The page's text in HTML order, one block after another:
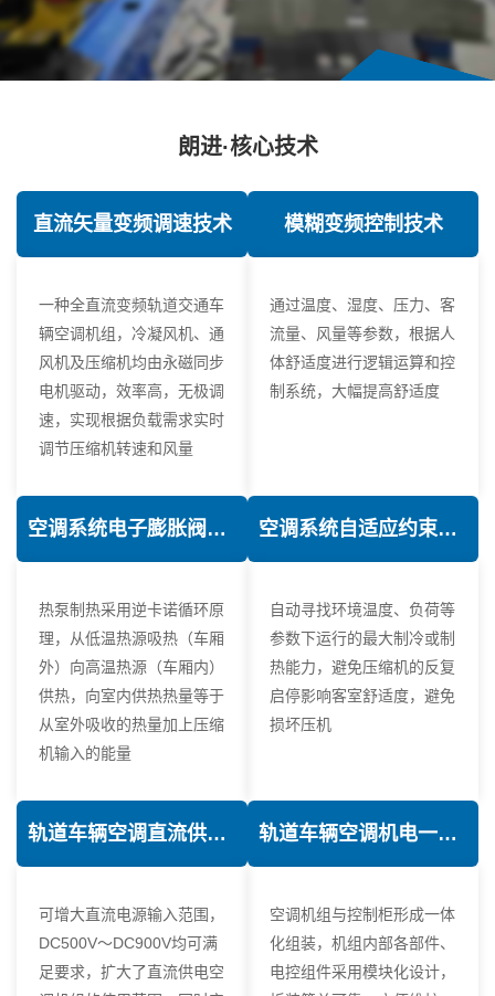
朗进·核心技术
直流矢量变频调速技术
一种全直流变频轨道交通车
辆空调机组，冷凝风机、通
风机及压缩机均由永磁同步
电机驱动，效率高，无极调
速，实现根据负载需求实时
调节压缩机转速和风量
模糊变频控制技术
通过温度、湿度、压力、客
流量、风量等参数，根据人
体舒适度进行逻辑运算和控
制系统，大幅提高舒适度
空调系统电子膨胀阀热力学优化技术
热泵制热采用逆卡诺循环原
理，从低温热源吸热（车厢
外）向高温热源（车厢内）
供热，向室内供热热量等于
从室外吸收的热量加上压缩
机输入的能量
空调系统自适应约束控制技术
自动寻找环境温度、负荷等
参数下运行的最大制冷或制
热能力，避免压缩机的反复
启停影响客室舒适度，避免
损坏压机
轨道车辆空调直流供电技术
可增大直流电源输入范围，
DC500V～DC900V均可满
足要求，扩大了直流供电空
轨道车辆空调机电一体化技术
空调机组与控制柜形成一体
化组装，机组内部各部件、
电控组件采用模块化设计，